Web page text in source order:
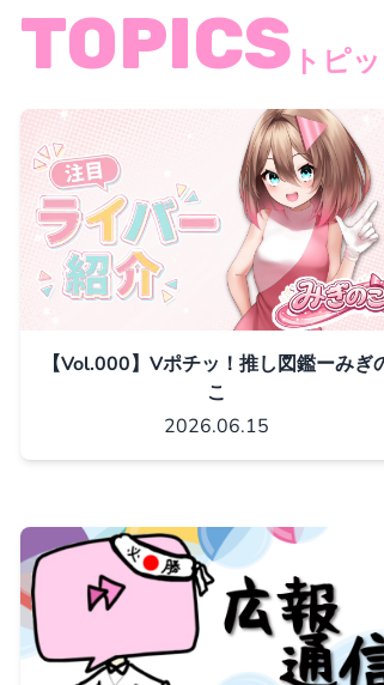
TOPICS トピ
【Vol.000】Vポチッ！推し図鑑ーみぎ
こ
2026.06.15